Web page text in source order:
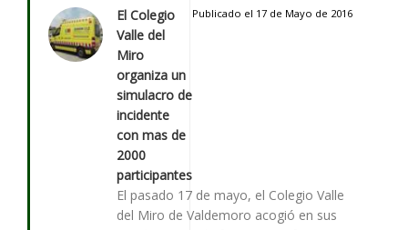
El Colegio
Valle del
Miro
organiza un
simulacro de
incidente
con mas de
2000
participantes
Publicado el 17 de Mayo de 2016
El pasado 17 de mayo, el Colegio Valle
del Miro de Valdemoro acogió en sus